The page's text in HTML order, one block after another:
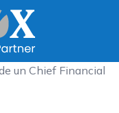
un Chief Financial